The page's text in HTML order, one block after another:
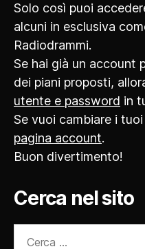
Solo così puoi
alcuni in esclusiva
Radiodrammi.
Se hai già un account
dei piani proposti,
utente e password in
Se vuoi cambiare i
pagina account.
Buon divertimento!
Cerca nel sito